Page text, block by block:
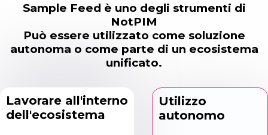
Sample Feed è uno degli strumenti di
NotPIM
Può essere utilizzato come soluzione
autonoma o come parte di un ecosistema
unificato.
Lavorare all'interno
dell'ecosistema
Utilizzo
autonomo